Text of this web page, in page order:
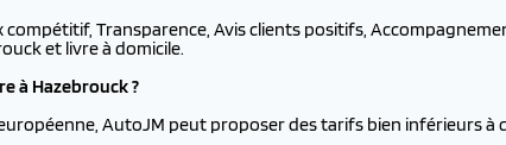
compétitif, Transparence, Avis clients positifs,
et livre à domicile.
à Hazebrouck ?
AutoJM peut proposer des tarifs bien inférieurs à